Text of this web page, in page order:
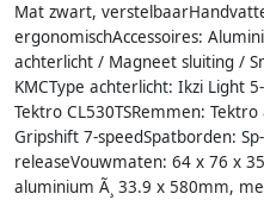
Mat zwart,
ergonomischAccessoires:
achterlicht / Magneet sluiting /
KMCType achterlicht: Ikzi Light
Tektro CL530TSRemmen:
Gripshift 7-speedSpatborden:
releaseVouwmaten: 64 x 76 x
aluminium Ã¸ 33.9 x 580mm,